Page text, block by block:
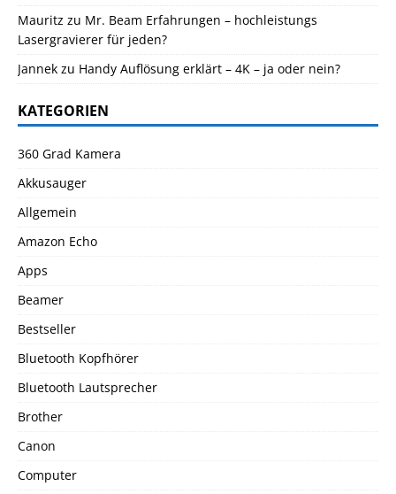
Mauritz zu Mr. Beam Erfahrungen – hochleistungs
Lasergravierer für jeden?
Jannek zu Handy Auflösung erklärt – 4K – ja oder nein?
KATEGORIEN
360 Grad Kamera
Akkusauger
Allgemein
Amazon Echo
Apps
Beamer
Bestseller
Bluetooth Kopfhörer
Bluetooth Lautsprecher
Brother
Canon
Computer